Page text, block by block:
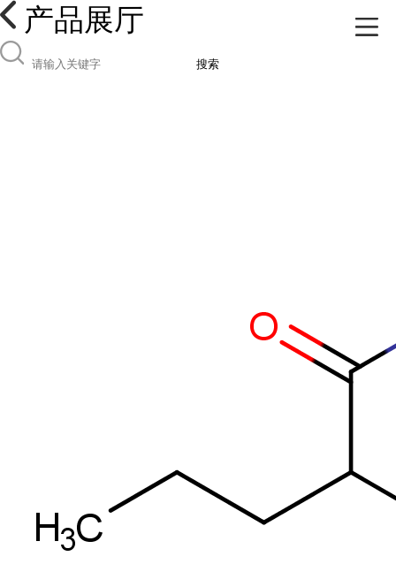
产品展厅
搜索